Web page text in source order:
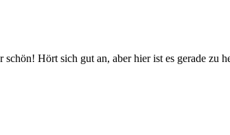
schön! Hört sich gut an, aber hier ist es gerade zu